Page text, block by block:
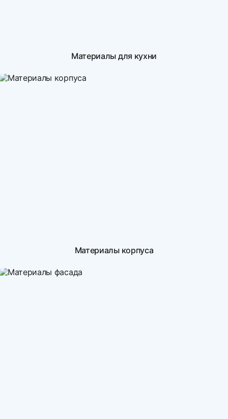
Материалы для кухни
Материалы корпуса